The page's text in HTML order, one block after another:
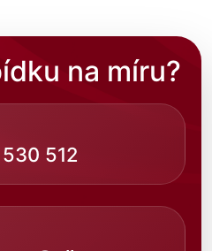
na míru?
512